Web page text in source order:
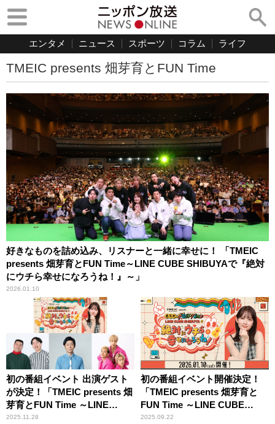
エンタメ ニュース スポーツ コラム ライフ
TMEIC presents 畑芽育とFUN Time
好きなものを詰め込み、リスナーと一緒に幸せに！ 「TMEIC
presents 畑芽育とFUN Time～LINE CUBE SHIBUYAで『絶対
にウチら幸せになろうね！』～」
2026.01.10
初の番組イベント 出演ゲスト
が決定！「TMEIC presents 畑
芽育とFUN Time ～LINE
CUBE SHIBUYAで『絶対にウ
2025.11.28
初の番組イベント開催決定！
「TMEIC presents 畑芽育と
FUN Time ～LINE CUBE
SHIBUYAで『絶対にウチら幸
2025.09.22